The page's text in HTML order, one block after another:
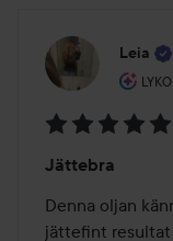
Leia
5
av
5
Jättebra
Denna oljan